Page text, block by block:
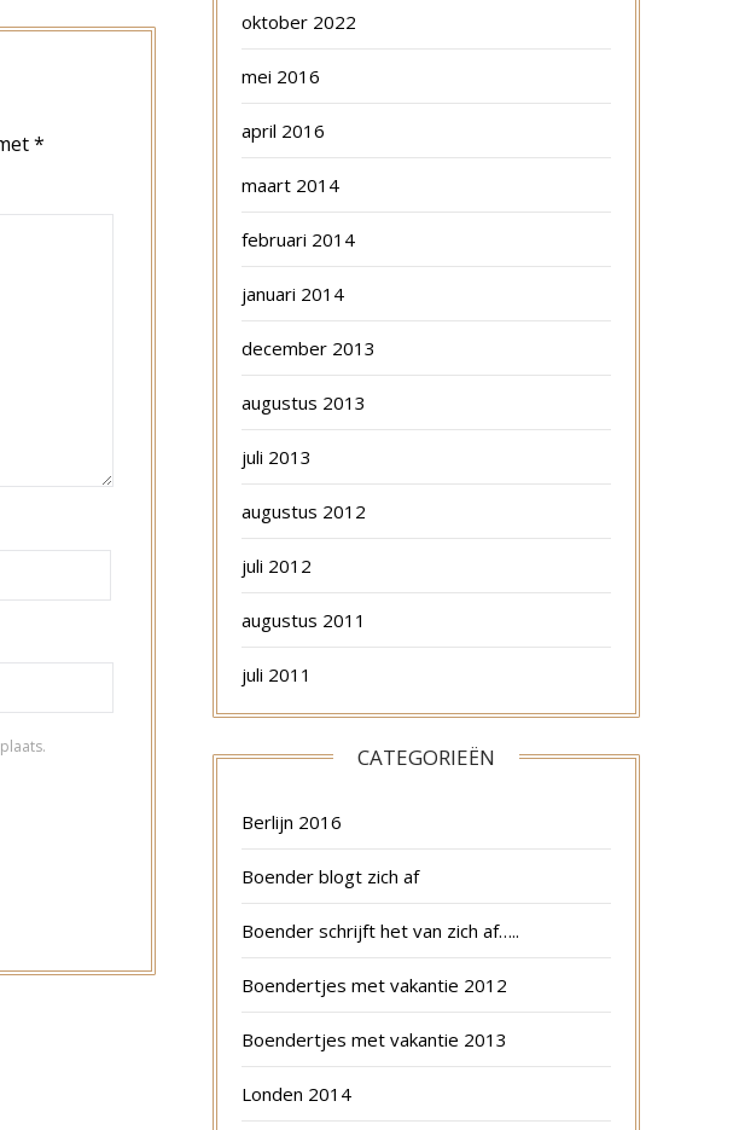
*
oktober 2022
mei 2016
april 2016
maart 2014
februari 2014
januari 2014
december 2013
augustus 2013
juli 2013
augustus 2012
juli 2012
augustus 2011
juli 2011
CATEGORIEËN
Berlijn 2016
Boender blogt zich af
Boender schrijft het van zich af…..
Boendertjes met vakantie 2012
Boendertjes met vakantie 2013
Londen 2014